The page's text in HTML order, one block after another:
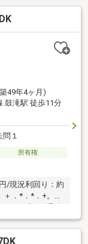
49年4ヶ月)
鼓滝駅 徒歩11分
問１
所有権
/現況利回り：約
．*．*．+。・
ー付き洗面化粧
客者を確認でき
があるので買